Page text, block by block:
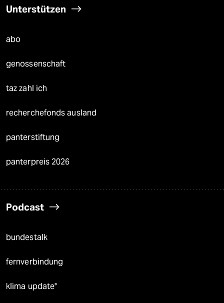
Unterstützen
abo
genossenschaft
taz zahl ich
recherchefonds ausland
panterstiftung
panterpreis 2026
Podcast
bundestalk
fernverbindung
klima update°